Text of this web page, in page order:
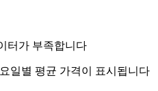
터가 부족합니다
일별 평균 가격이 표시됩니다